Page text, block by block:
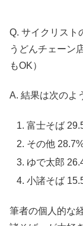
Q. サイクリスト
うどんチェーン
もOK）
A. 結果は次のよ
富士そば
その他
ゆで太郎
小諸そば
筆者の個人的な